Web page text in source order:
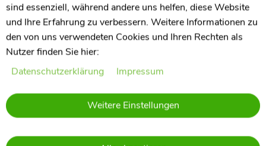
sind essenziell, während andere uns helfen, diese Website
und Ihre Erfahrung zu verbessern. Weitere Informationen zu
den von uns verwendeten Cookies und Ihren Rechten als
Nutzer finden Sie hier:
Daten­schutz­erklärung
Impressum
Weitere Einstellungen